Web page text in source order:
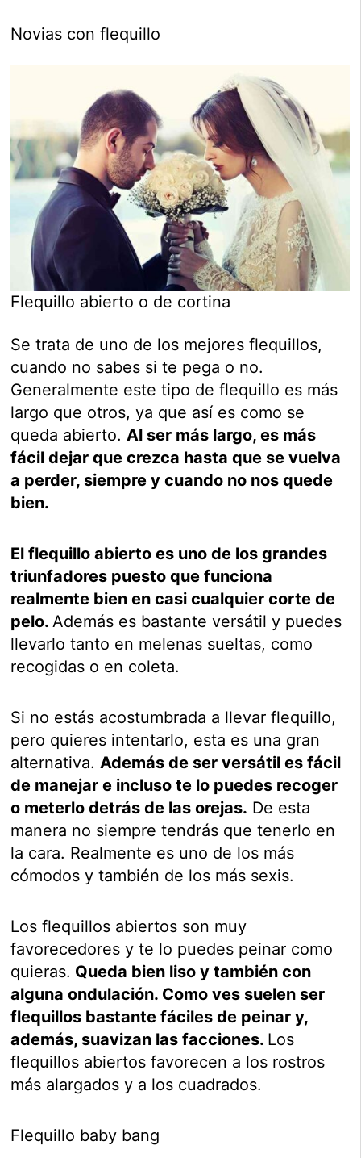
Novias con flequillo
Flequillo abierto o de cortina
Se trata de uno de los mejores flequillos,
cuando no sabes si te pega o no.
Generalmente este tipo de flequillo es más
largo que otros, ya que así es como se
queda abierto.Al ser más largo, es más
fácil dejar que crezca hasta que se vuelva
a perder, siempre y cuando no nos quede
bien.
El flequillo abierto es uno de los grandes
triunfadores puesto que funciona
realmente bien en casi cualquier corte de
pelo.Además es bastante versátil y puedes
llevarlo tanto en melenas sueltas, como
recogidas o en coleta.
Si no estás acostumbrada a llevar flequillo,
pero quieres intentarlo, esta es una gran
alternativa.Además de ser versátil es fácil
de manejar e incluso te lo puedes recoger
o meterlo detrás de las orejas. De esta
manera no siempre tendrás que tenerlo en
la cara. Realmente es uno de los más
cómodos y también de los más sexis.
Los flequillos abiertos son muy
favorecedores y te lo puedes peinar como
quieras. Queda bien liso y también con
alguna ondulación. Como ves suelen ser
flequillos bastante fáciles de peinar y,
además, suavizan las facciones. Los
flequillos abiertos favorecen a los rostros
más alargados y a los cuadrados.
Flequillo baby bang